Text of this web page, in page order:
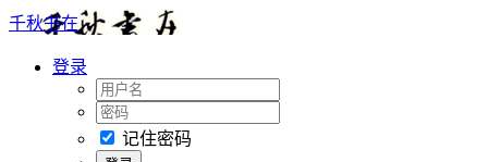
千秋书在
登录
记住密码